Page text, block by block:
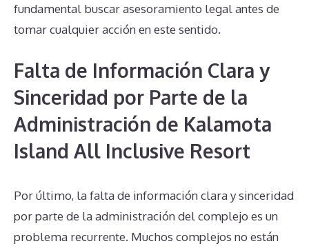
fundamental buscar asesoramiento legal antes de
tomar cualquier acción en este sentido.
Falta de Información Clara y
Sinceridad por Parte de la
Administración de Kalamota
Island All Inclusive Resort
Por último, la falta de información clara y sinceridad
por parte de la administración del complejo es un
problema recurrente. Muchos complejos no están